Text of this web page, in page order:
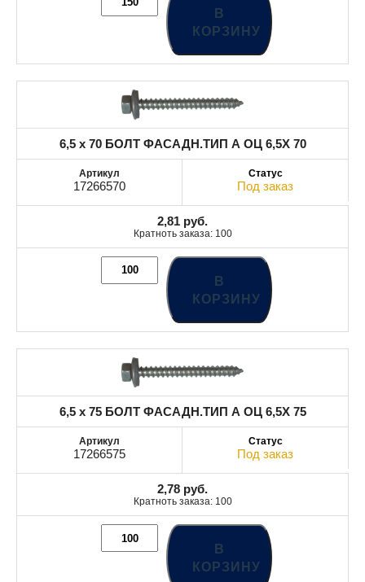
В
КОРЗИНУ
6,5 x 70 БОЛТ ФАСАДН.ТИП А ОЦ 6,5X 70
17266570 Под заказ
2,81 руб.
Кратноть заказа: 100
В
КОРЗИНУ
6,5 x 75 БОЛТ ФАСАДН.ТИП А ОЦ 6,5X 75
17266575 Под заказ
2,78 руб.
Кратноть заказа: 100
В
КОРЗИНУ